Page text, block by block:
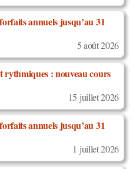
annuels jusqu’au 31
5 août 2026
rythmiques : nouveau cours
15 juillet 2026
annuels jusqu’au 31
1 juillet 2026